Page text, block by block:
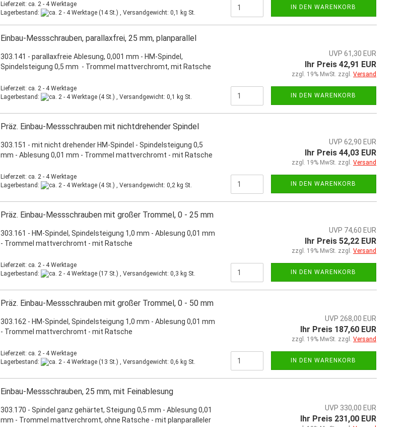
Lieferzeit: ca. 2 - 4 Werktage
Lagerbestand:
(14 St.) , Versandgewicht: 0,1 kg St.
IN DEN WARENKORB
Einbau-Messschrauben, parallaxfrei, 25 mm, planparallel
303.141 - parallaxfreie Ablesung, 0,001 mm - HM-Spindel,
Spindelsteigung 0,5 mm - Trommel mattverchromt, mit Ratsche
Lieferzeit: ca. 2 - 4 Werktage
Lagerbestand:
(4 St.) , Versandgewicht: 0,1 kg St.
UVP 61,30 EUR
Ihr Preis 42,91 EUR
zzgl. 19% MwSt. zzgl. Versand
IN DEN WARENKORB
Präz. Einbau-Messschrauben mit nichtdrehender Spindel
303.151 - mit nicht drehender HM-Spindel - Spindelsteigung 0,5
mm - Ablesung 0,01 mm - Trommel mattverchromt - mit Ratsche
Lieferzeit: ca. 2 - 4 Werktage
Lagerbestand:
(4 St.) , Versandgewicht: 0,2 kg St.
UVP 62,90 EUR
Ihr Preis 44,03 EUR
zzgl. 19% MwSt. zzgl. Versand
IN DEN WARENKORB
Präz. Einbau-Messschrauben mit großer Trommel, 0 - 25 mm
303.161 - HM-Spindel, Spindelsteigung 1,0 mm - Ablesung 0,01 mm
- Trommel mattverchromt - mit Ratsche
Lieferzeit: ca. 2 - 4 Werktage
Lagerbestand:
(17 St.) , Versandgewicht: 0,3 kg St.
UVP 74,60 EUR
Ihr Preis 52,22 EUR
zzgl. 19% MwSt. zzgl. Versand
IN DEN WARENKORB
Präz. Einbau-Messschrauben mit großer Trommel, 0 - 50 mm
303.162 - HM-Spindel, Spindelsteigung 1,0 mm - Ablesung 0,01 mm
- Trommel mattverchromt - mit Ratsche
Lieferzeit: ca. 2 - 4 Werktage
Lagerbestand:
(13 St.) , Versandgewicht: 0,6 kg St.
UVP 268,00 EUR
Ihr Preis 187,60 EUR
zzgl. 19% MwSt. zzgl. Versand
IN DEN WARENKORB
Einbau-Messschrauben, 25 mm, mit Feinablesung
303.170 - Spindel ganz gehärtet, Steigung 0,5 mm - Ablesung 0,01
mm - Trommel mattverchromt, ohne Ratsche - mit planparalleler
UVP 330,00 EUR
Ihr Preis 231,00 EUR